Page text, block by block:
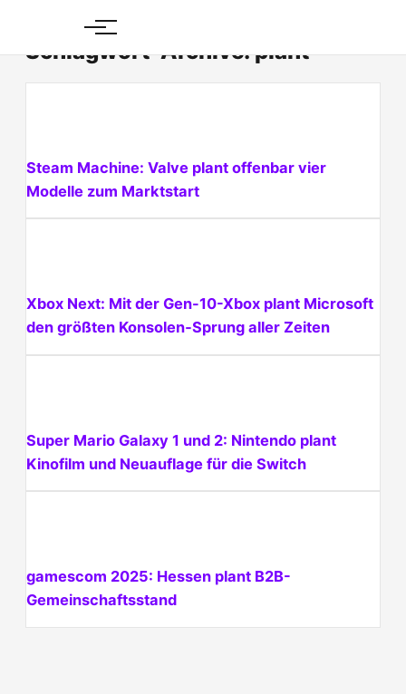
content
Schlagwort-Archive: plant
Steam Machine: Valve plant offenbar vier
Modelle zum Marktstart
Xbox Next: Mit der Gen-10-Xbox plant Microsoft
den größten Konsolen‑Sprung aller Zeiten
Super Mario Galaxy 1 und 2: Nintendo plant
Kinofilm und Neuauflage für die Switch
gamescom 2025: Hessen plant B2B-
Gemeinschaftsstand